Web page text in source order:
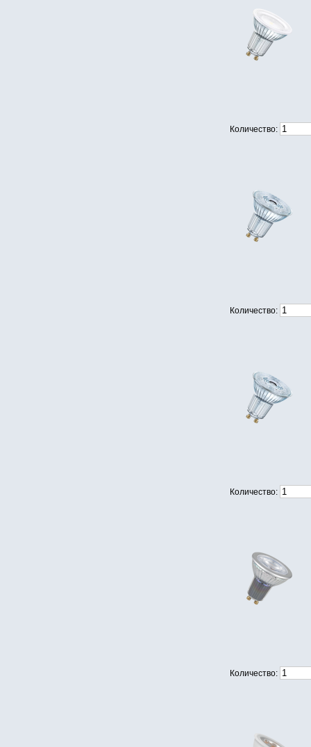
Количество:
Количество:
Количество:
Количество: